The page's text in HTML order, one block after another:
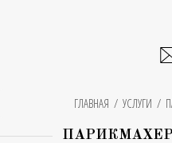
ГЛАВНАЯ / УСЛУГИ /